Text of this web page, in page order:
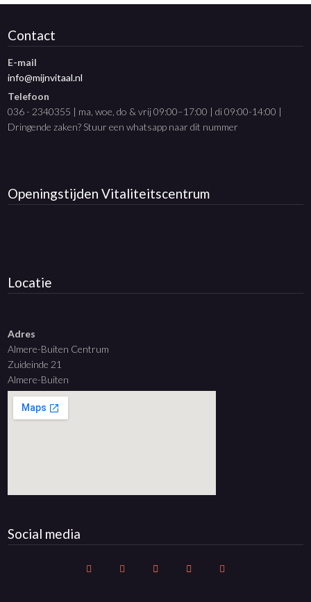
Contact
E-mail
info@mijnvitaal.nl
Telefoon
036 - 2340355 | ma, woe, do & vrij 09:00–17:00 | di 09:00-14:00 |
Dringende zaken? Stuur een whatsapp naar dit nummer
OpeningstijdenVitaliteitscentrum
Locatie
Adres
Almere-Buiten Centrum
Zuideinde 21
Almere-Buiten
Social media